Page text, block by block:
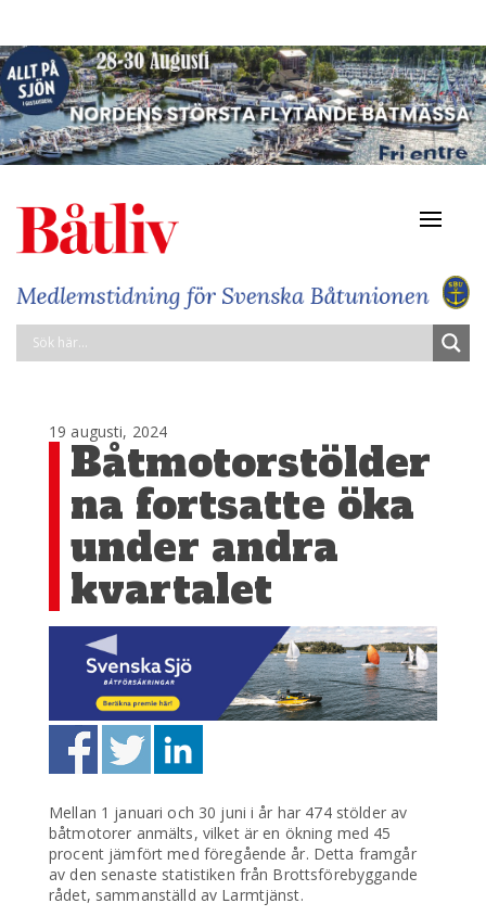
19 augusti, 2024
Båtmotorstölder
na fortsatte öka
under andra
kvartalet
Mellan 1 januari och 30 juni i år har 474 stölder av
båtmotorer anmälts, vilket är en ökning med 45
procent jämfört med föregående år. Detta framgår
av den senaste statistiken från Brottsförebyggande
rådet, sammanställd av Larmtjänst.